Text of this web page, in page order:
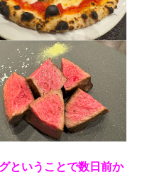
ということで数日前か